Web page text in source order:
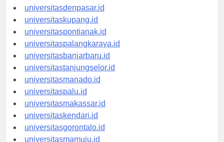
universitasbali.id
universitasdenpasar.id
universitaskupang.id
universitaspontianak.id
universitaspalangkaraya.id
universitasbanjarbaru.id
universitastanjungselor.id
universitasmanado.id
universitaspalu.id
universitasmakassar.id
universitaskendari.id
universitasgorontalo.id